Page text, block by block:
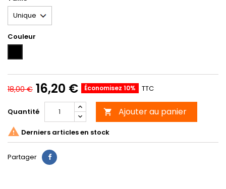
Couleur
18,00 € 16,20 € Économisez 10% TTC
Quantité  Ajouter au panier
 Derniers articles en stock
Partager